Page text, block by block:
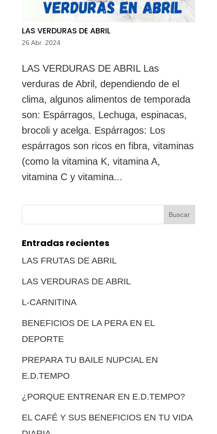
LAS VERDURAS DE ABRIL
26 Abr. 2024
LAS VERDURAS DE ABRIL Las
verduras de Abril, dependiendo de el
clima, algunos alimentos de temporada
son: Espárragos, Lechuga, espinacas,
brocoli y acelga. Espárragos: Los
espárragos son ricos en fibra, vitaminas
(como la vitamina K, vitamina A,
vitamina C y vitamina...
Entradas recientes
LAS FRUTAS DE ABRIL
LAS VERDURAS DE ABRIL
L-CARNITINA
BENEFICIOS DE LA PERA EN EL
DEPORTE
PREPARA TU BAILE NUPCIAL EN
E.D.TEMPO
¿PORQUE ENTRENAR EN E.D.TEMPO?
EL CAFÉ Y SUS BENEFICIOS EN TU VIDA